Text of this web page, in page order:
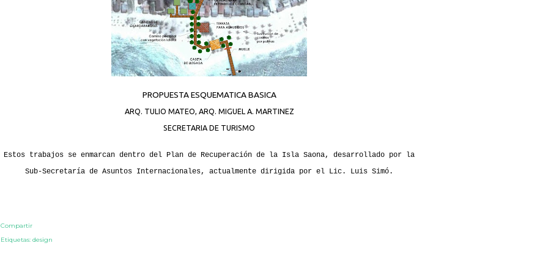
PROPUESTA ESQUEMATICA BASICA
ARQ. TULIO MATEO, ARQ. MIGUEL A. MARTINEZ
SECRETARIA DE TURISMO
Estos trabajos se enmarcan dentro del Plan de Recuperación de la Isla Saona, desarrollado por la
Sub-Secretaría de Asuntos Internacionales, actualmente dirigida por el Lic. Luis Simó.
Compartir
Etiquetas: design